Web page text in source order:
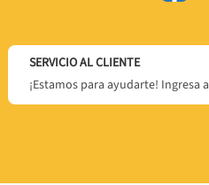
SERVICIO AL CLIENTE
¡Estamos para ayudarte! Ingresa a